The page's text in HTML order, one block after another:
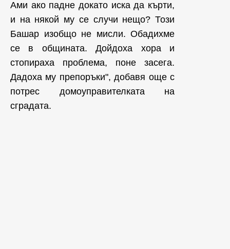
Ами ако падне докато иска да кърти,
и на някой му се случи нещо? Този
Башар изобщо не мисли. Обадихме
се в общината. Дойдоха хора и
стопираха проблема, поне засега.
Дадоха му препоръки", добавя още с
потрес домоуправителката на
сградата.